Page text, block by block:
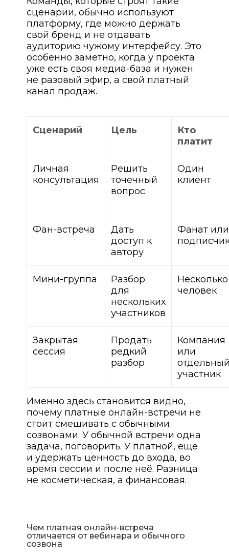
сценарии, обычно используют
платформу, где можно держать
свой бренд и не отдавать
аудиторию чужому интерфейсу. Это
особенно заметно, когда у проекта
уже есть своя медиа-база и нужен
не разовый эфир, а свой платный
канал продаж.
Сценарий Цель
Кто
платит
Личная
консультация
Решить
точечный
вопрос
Один
клиент
Фан-встреча
Дать
доступ к
автору
Фанат или
Мини-группа
Разбор
для
нескольких
участников
Несколько
человек
Закрытая
сессия
Продать
редкий
разбор
Компания
или
участник
Именно здесь становится видно,
почему платные онлайн-встречи не
стоит смешивать с обычными
созвонами. У обычной встречи одна
задача, поговорить. У платной, ещё
и удержать ценность до входа, во
время сессии и после неё. Разница
не косметическая, а финансовая.
Чем платная онлайн-встреча
отличается от вебинара и обычного
созвона